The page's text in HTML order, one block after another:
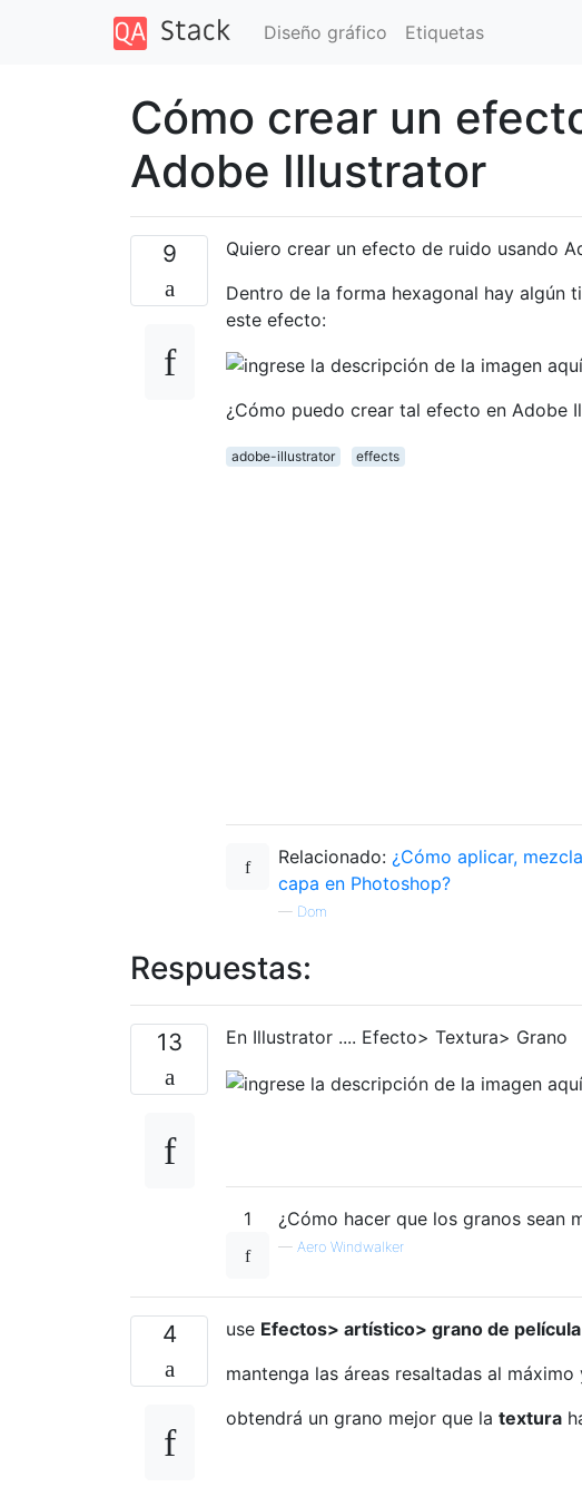
Diseño gráfico Etiquetas
Cómo crear un
Adobe Illustrator
9
Quiero crear un efecto de ruido usando
Dentro de la forma hexagonal hay algún
este efecto:
¿Cómo puedo crear tal efecto en Adobe
adobe-illustrator effects
Relacionado: ¿Cómo aplicar,
capa en Photoshop?
— Dom
Respuestas:
13 En Illustrator .... Efecto> Textura> Grano
1 ¿Cómo hacer que los granos sean
— Aero Windwalker
4 use Efectos> artístico> grano de película
mantenga las áreas resaltadas al
obtendrá un grano mejor que la textura